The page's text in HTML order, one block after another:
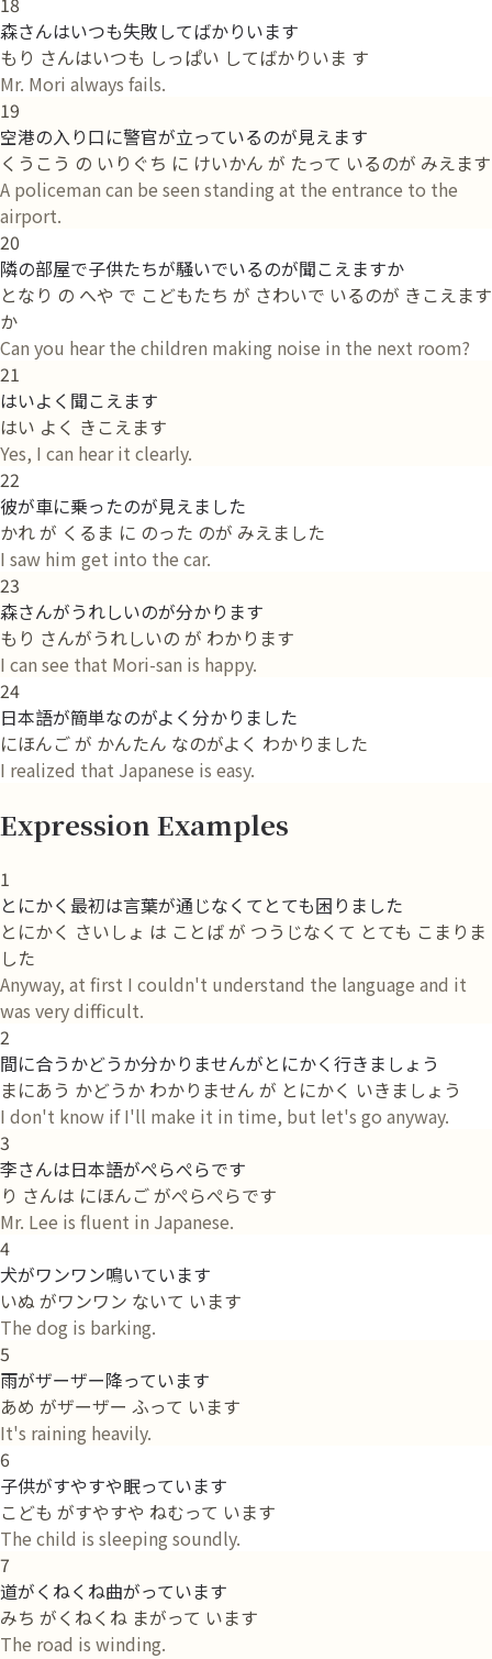
森さんはいつも失敗してばかりいます
もり さんはいつも しっぱい してばかりいま す
Mr. Mori always fails.
19
空港の入り口に警官が立っているのが見えます
くうこう の いりぐち に けいかん が たって いるのが みえます
A policeman can be seen standing at the entrance to the
airport.
20
隣の部屋で子供たちが騒いでいるのが聞こえますか
となり の へや で こどもたち が さわいで いるのが きこえます
か
Can you hear the children making noise in the next room?
21
はいよく聞こえます
はい よく きこえます
Yes, I can hear it clearly.
22
彼が車に乗ったのが見えました
かれ が くるま に のった のが みえました
I saw him get into the car.
23
森さんがうれしいのが分かります
もり さんがうれしいの が わかります
I can see that Mori-san is happy.
24
日本語が簡単なのがよく分かりました
にほんご が かんたん なのがよく わかりました
I realized that Japanese is easy.
Expression Examples
1
とにかく最初は言葉が通じなくてとても困りました
とにかく さいしょ は ことば が つうじなくて とても こまりま
した
Anyway, at first I couldn't understand the language and it
was very difficult.
2
間に合うかどうか分かりませんがとにかく行きましょう
まにあう かどうか わかりません が とにかく いきましょう
I don't know if I'll make it in time, but let's go anyway.
3
李さんは日本語がぺらぺらです
り さんは にほんご がぺらぺらです
Mr. Lee is fluent in Japanese.
4
犬がワンワン鳴いています
いぬ がワンワン ないて います
The dog is barking.
5
雨がザーザー降っています
あめ がザーザー ふって います
It's raining heavily.
6
子供がすやすや眠っています
こども がすやすや ねむって います
The child is sleeping soundly.
7
道がくねくね曲がっています
みち がくねくね まがって います
The road is winding.